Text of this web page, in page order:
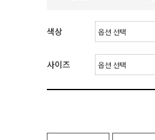
색상
사이즈